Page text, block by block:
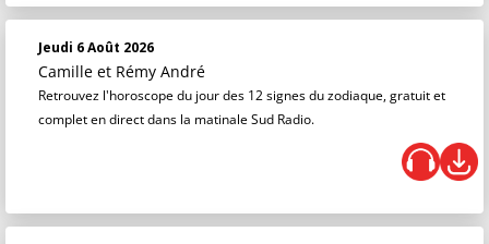
Jeudi 6 Août 2026
Camille et Rémy André
Retrouvez l'horoscope du jour des 12 signes du zodiaque, gratuit et
complet en direct dans la matinale Sud Radio.